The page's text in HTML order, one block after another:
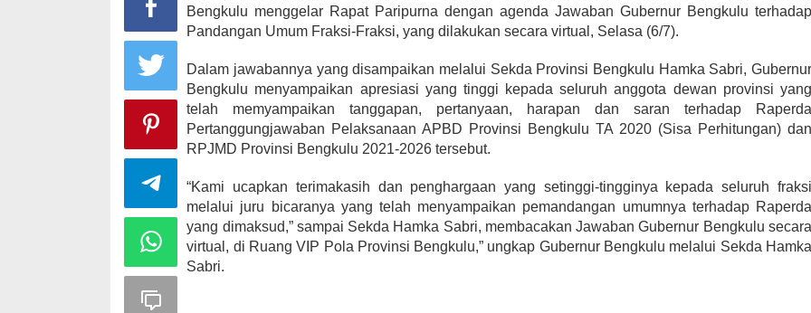
Bengkulu menggelar Rapat Paripurna dengan agenda Jawaban Gubernur Bengkulu terhadap
Pandangan Umum Fraksi-Fraksi, yang dilakukan secara virtual, Selasa (6/7).
Dalam jawabannya yang disampaikan melalui Sekda Provinsi Bengkulu Hamka Sabri, Gubernur
Bengkulu menyampaikan apresiasi yang tinggi kepada seluruh anggota dewan provinsi yang
telah memyampaikan tanggapan, pertanyaan, harapan dan saran terhadap Raperda
Pertanggungjawaban Pelaksanaan APBD Provinsi Bengkulu TA 2020 (Sisa Perhitungan) dan
RPJMD Provinsi Bengkulu 2021-2026 tersebut.
“Kami ucapkan terimakasih dan penghargaan yang setinggi-tingginya kepada seluruh fraksi
melalui juru bicaranya yang telah menyampaikan pemandangan umumnya terhadap Raperda
yang dimaksud,” sampai Sekda Hamka Sabri, membacakan Jawaban Gubernur Bengkulu secara
virtual, di Ruang VIP Pola Provinsi Bengkulu,” ungkap Gubernur Bengkulu melalui Sekda Hamka
Sabri.